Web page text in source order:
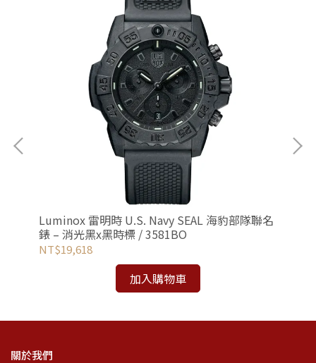
Luminox 雷明時 U.S. Navy SEAL 海豹部隊聯名
錶 – 消光黑x黑時標 / 3581BO
NT$19,618
加入購物車
關於我們